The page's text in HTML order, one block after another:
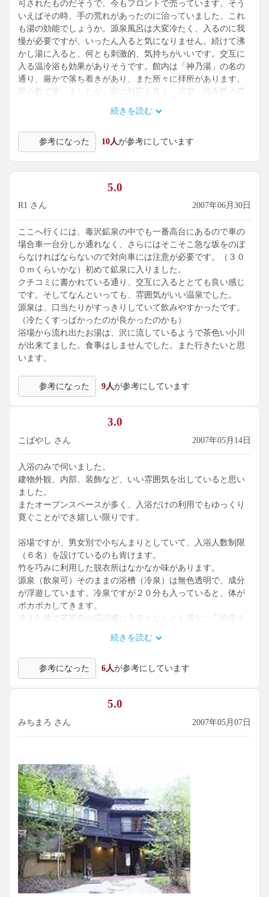
可されたものだそうで、今もフロントで売っています。そう
いえばその時、手の荒れがあったのに治っていました、これ
も湯の効能でしょうか。源泉風呂は大変冷たく、入るのに我
慢が必要ですが、いったん入ると気になりません。続けて沸
かし湯に入ると、何とも刺激的、気持ちがいいです。交互に
入る温冷浴も効果がありそうです。館内は「神乃湯」の名の
通り、厳かで落ち着きがあり、また所々に拝所があります。
星の数で迷いましたが、宿の対応も良く、浴室、脱衣所の雰
囲気も洗練されていて好感を持ち、５にしました。宿へのア
クセスですが、国道の旧道から急坂を登った一番上にありま
す。
続きを読む
参考になった 10人が参考にしています
5.0
R1 さん 2007年06月30日
ここへ行くには、毒沢鉱泉の中でも一番高台にあるので車の
場合車一台分しか通れなく、さらにはそこそこ急な坂をのぼ
らなければならないので対向車には注意が必要です。（３０
０ｍくらいかな）初めて鉱泉に入りました。
クチコミに書かれている通り、交互に入るととても良い感じ
です。そしてなんといっても、雰囲気がいい温泉でした。
源泉は、口当たりがすっきりしていて飲みやすかったです。
（冷たくすっぱかったのが良かったのかも）
浴場から流れ出たお湯は、沢に流しているようで茶色い小川
が出来てました。食事はしませんでした。また行きたいと思
います。
参考になった 9人が参考にしています
3.0
こばやし さん 2007年05月14日
入浴のみで伺いました。
建物外観、内部、装飾など、いい雰囲気を出していると思い
ました。
またオープンスペースが多く、入浴だけの利用でもゆっくり
寛ぐことができ嬉しい限りです。
浴場ですが、男女別で小ぢんまりとしていて、入浴人数制限
（６名）を設けているのも肯けます。
竹を巧みに利用した脱衣所はなかなか味があります。
源泉（飲泉可）そのままの浴槽（冷泉）は無色透明で、成分
が浮遊しています。冷泉ですが２０分も入っていると、体が
ポカポカしてきます。
冷えた体で茶褐色の温浴槽に入るとなんとも得ない心地良さ
ただ温浴槽は加温・循環しているのゆっくり入る気分にはな
れません。
おまけに44℃と高温ですし・・・。
テラスに寝転がって、薫風を肌に感じながら、ムササビの親
続きを読む
参考になった 6人が参考にしています
5.0
みちまろ さん 2007年05月07日